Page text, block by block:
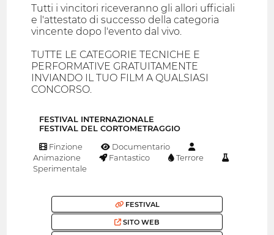
Tutti i vincitori riceveranno gli allori ufficiali
e l'attestato di successo della categoria
vincente dopo l'evento dal vivo.
TUTTE LE CATEGORIE TECNICHE E
PERFORMATIVE GRATUITAMENTE
INVIANDO IL TUO FILM A QUALSIASI
CONCORSO.
FESTIVAL INTERNAZIONALE
FESTIVAL DEL CORTOMETRAGGIO
Finzione
Documentario
Animazione
Fantastico
Terrore
Sperimentale
FESTIVAL
SITO WEB